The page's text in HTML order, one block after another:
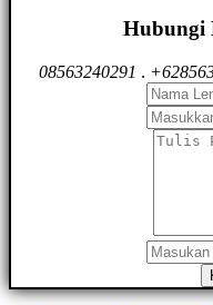
Hubungi
08563240291 .